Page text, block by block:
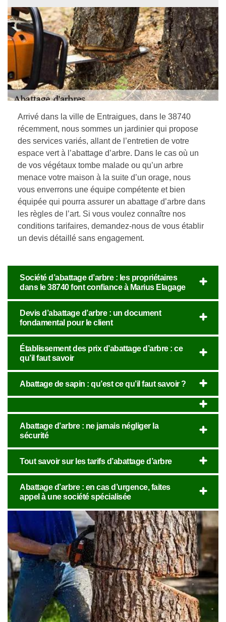
Arrivé dans la ville de Entraigues, dans le 38740
récemment, nous sommes un jardinier qui propose
des services variés, allant de l’entretien de votre
espace vert à l’abattage d’arbre. Dans le cas où un
de vos végétaux tombe malade ou qu’un arbre
menace votre maison à la suite d’un orage, nous
vous enverrons une équipe compétente et bien
équipée qui pourra assurer un abattage d’arbre dans
les règles de l’art. Si vous voulez connaître nos
conditions tarifaires, demandez-nous de vous établir
un devis détaillé sans engagement.
Société d’abattage d’arbre : les propriétaires
dans le 38740 font confiance à Marius Elagage
Devis d’abattage d’arbre : un document
fondamental pour le client
Établissement des prix d’abattage d’arbre : ce
qu’il faut savoir
Abattage de sapin : qu’est ce qu’il faut savoir ?
Abattage d’arbre : ne jamais négliger la
sécurité
Tout savoir sur les tarifs d’abattage d’arbre
Abattage d’arbre : en cas d’urgence, faites
appel à une société spécialisée